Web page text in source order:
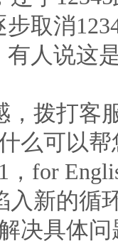
步取消
有人说这
，拨打客
么可以
，for
入新的循
具体问